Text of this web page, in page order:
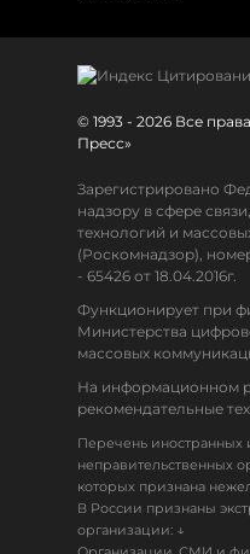
© 1993 - 2026 Все
Пресс»
Зарегистрировано
надзору в сфере
технологий и
(Роскомнадзор),
- 65426 от 18.04.2016г.
Функционирует при
Министерства
массовых
На информационном
рекомендательные
Перечень
неправительственных
которых признана
В России признаны
организации: ↓